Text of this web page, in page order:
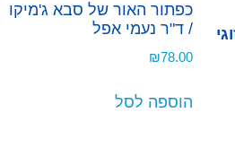
כפתור האור של סבא ג'מיקו
/ ד"ר נעמי אפל
₪78.00
הוספה לסל